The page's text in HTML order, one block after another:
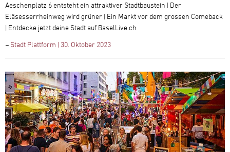
Aeschenplatz 6 entsteht ein attraktiver Stadtbaustein | Der
Eläsesserrheinweg wird grüner | Ein Markt vor dem grossen Comeback
| Entdecke jetzt deine Stadt auf BaselLive.ch
¬ Stadt Plattform | 30. Oktober 2023